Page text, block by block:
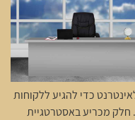
כדי להגיע ללקוחות
חלק מכריע באסטרטגיית